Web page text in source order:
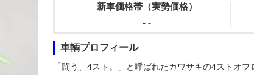
新車価格帯（実勢価格）
- -
車輌プロフィール
「闘う、4スト。」と呼ばれたカワサキの4ストオ